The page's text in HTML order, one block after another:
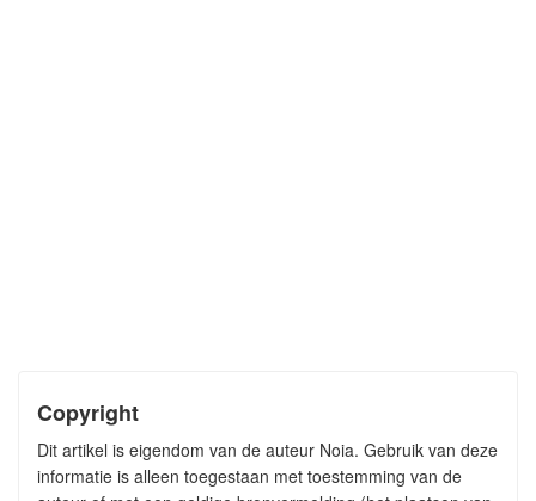
Copyright
Dit artikel is eigendom van de auteur Noia. Gebruik van deze
informatie is alleen toegestaan met toestemming van de